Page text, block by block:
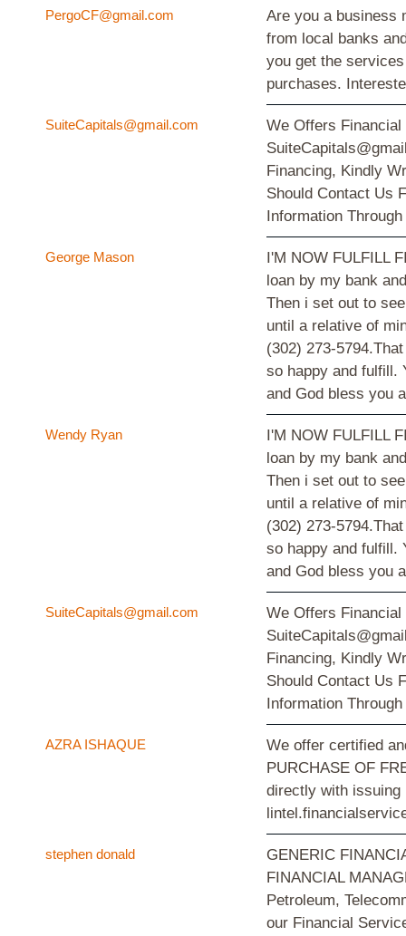
PergoCF@gmail.com
Are you a business
from local banks
you get the
purchases.
SuiteCapitals@gmail.com
We Offers Financial
Financing, Kindly
Should Contact Us
Information
George Mason
I'M NOW FULFILL
loan by my bank
Then i set out to
until a relative of
(302) 273-
so happy and fulfill.
and God bless you
Wendy Ryan
I'M NOW FULFILL
loan by my bank
Then i set out to
until a relative of
(302) 273-
so happy and fulfill.
and God bless you
SuiteCapitals@gmail.com
We Offers Financial
Financing, Kindly
Should Contact Us
Information
AZRA ISHAQUE
We offer certified
PURCHASE OF
directly with issuing
stephen donald
GENERIC
FINANCIAL
Petroleum,
our Financial